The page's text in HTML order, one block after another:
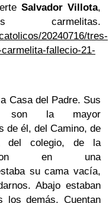
Salvador Villota,
20240716/tres-
fallecio-21-
Casa del Padre. Sus
son la mayor
de él, del Camino, de
del colegio, de la
en una
su cama vacía,
Abajo estaban
los demás. Cuentan